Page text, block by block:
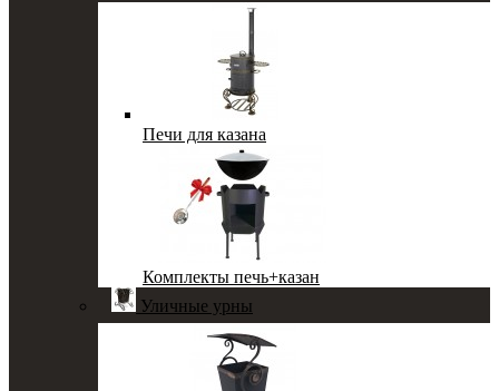
Печи для казана
Комплекты печь+казан
Уличные урны